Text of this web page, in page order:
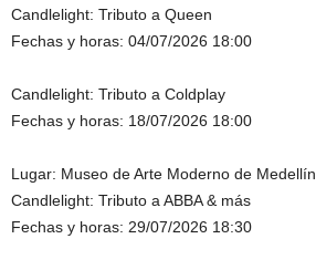
Candlelight: Tributo a Queen
Fechas y horas: 04/07/2026 18:00
Candlelight: Tributo a Coldplay
Fechas y horas: 18/07/2026 18:00
Lugar: Museo de Arte Moderno de Medellín
Candlelight: Tributo a ABBA & más
Fechas y horas: 29/07/2026 18:30